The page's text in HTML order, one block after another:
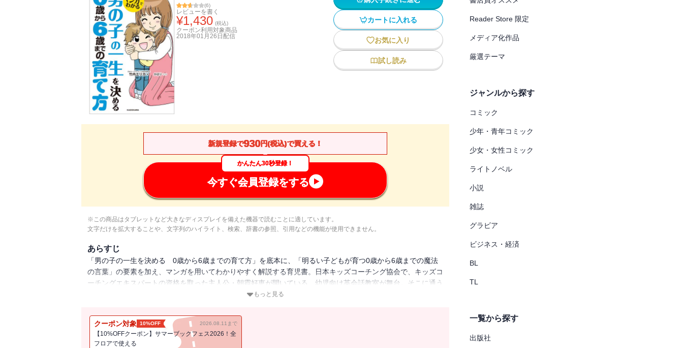
(6)
レビューを書く
¥1,430 (税込)
クーポン利用対象商品
2018年01月26日 配信
カートに入れる
お気に入り
試し読み
新規登録で930円(税込)で買える！
かんたん30秒登録！
今すぐ会員登録をする
※この商品はタブレットなど大きなディスプレイを備えた機器で読むことに適しています。
文字だけを拡大することや、文字列のハイライト、検索、辞書の参照、引用などの機能が使用できません。
あらすじ
「男の子の一生を決める 0歳から6歳までの育て方」を底本に、「明るい子どもが育つ0歳から6歳までの魔法
の言葉」の要素を加え、マンガを用いてわかりやすく解説する育児書。日本キッズコーチング協会で、キッズコ
ーチングエキスパートの資格を取った主人公・朝霞好恵が開いている、幼児向け英会話教室が舞台。そこに通う
子どものお母さんに、主人公が子育てアドバイスをし、親子共に変わっていく姿を通して、各年齢で必要な子育
大丈夫！ 12000人の子どもをみてきた著者が男の子の頭の中、育てるポイント、対応の仕方をわかりやすく解
説します！
もっと見る
クーポン対象 10%OFF 2026.08.11まで
【10%OFFクーポン】サマーブックフェス2026！全
フロアで使える
Reader Store 限定
メディア化作品
厳選テーマ
ジャンルから探す
コミック
少年・青年コミック
少女・女性コミック
ライトノベル
小説
雑誌
グラビア
ビジネス・経済
BL
TL
一覧から探す
出版社